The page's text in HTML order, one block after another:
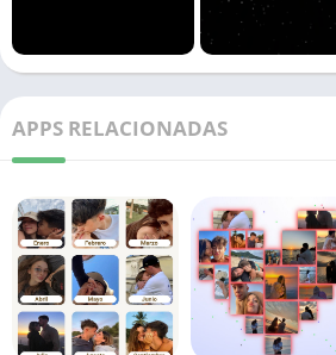
APPS RELACIONADAS